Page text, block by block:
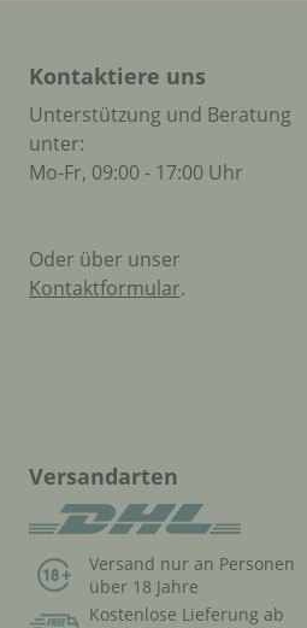
Kontaktiere uns
Unterstützung und Beratung
unter:
Mo-Fr, 09:00 - 17:00 Uhr
Oder über unser
Kontaktformular.
Versandarten
Versand nur an Personen
über 18 Jahre
Kostenlose Lieferung ab